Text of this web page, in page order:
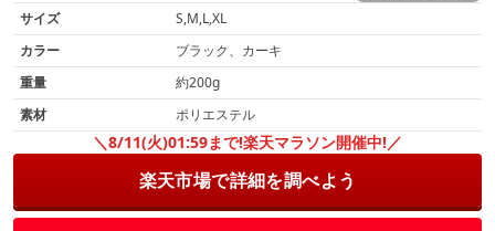
サイズ
S,M,L,XL
カラー
ブラック、カーキ
重量
約200g
素材
ポリエステル
＼8/11(火)01:59まで!楽天マラソン開催中!／
楽天市場で詳細を調べよう